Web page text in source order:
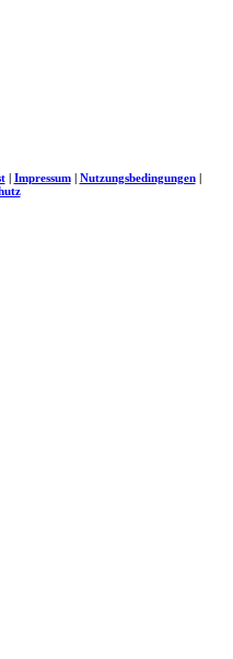
| Impressum| Nutzungsbedingungen|